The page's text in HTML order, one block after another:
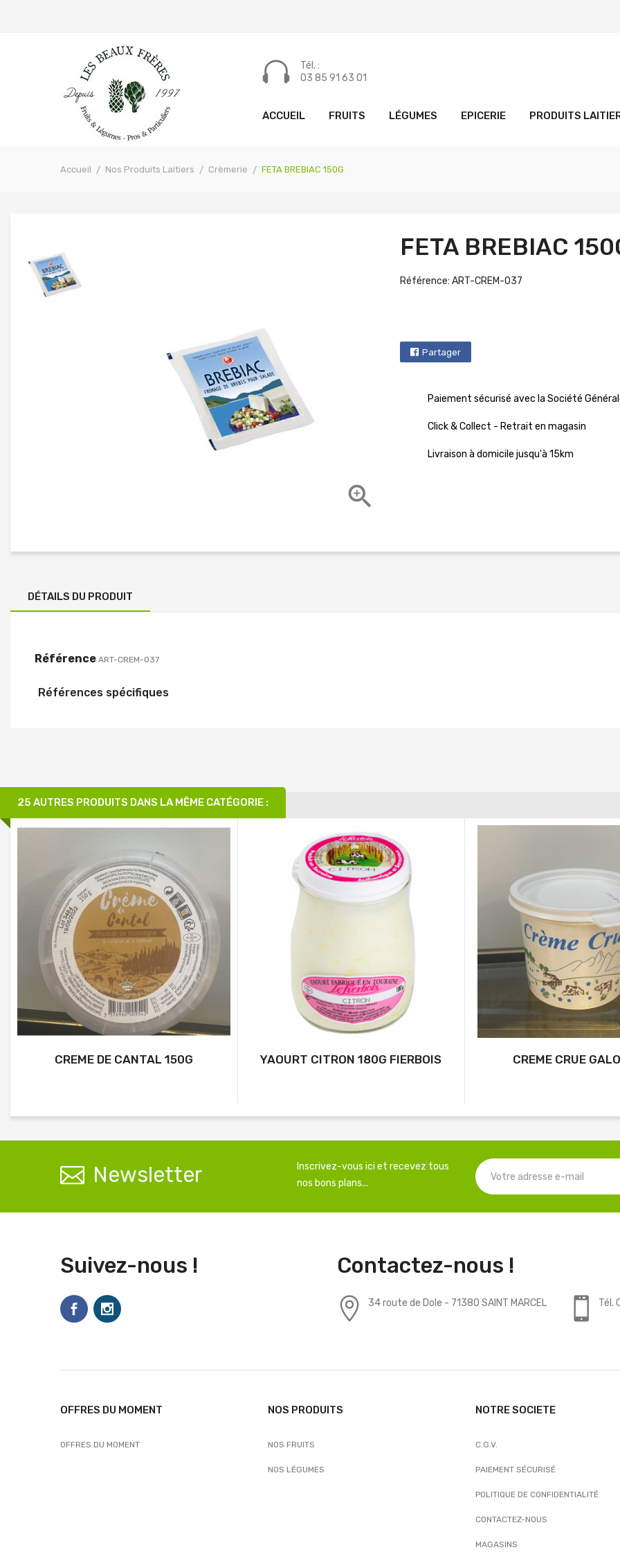
Tél. :
03 85 91 63 01
ACCUEIL FRUITS LÉGUMES EPICERIE PRODUITS
Accueil Nos Produits Laitiers Crèmerie FETA BREBIAC 150G

FETA BREBIAC
Référence: ART-CREM-037
Partager
Paiement sécurisé avec la Société
Click & Collect - Retrait en magasin
Livraison à domicile jusqu'à 15km
DÉTAILS DU PRODUIT
Référence ART-CREM-037
Références spécifiques
25 AUTRES PRODUITS DANS LA MÊME CATÉGORIE :
CREME DE CANTAL 150G YAOURT CITRON 180G FIERBOIS CREME CRUE
Newsletter
Inscrivez-vous ici et recevez tous
nos bons plans...
Suivez-nous ! Contactez-nous !
34 route de Dole - 71380 SAINT MARCEL Tél.
OFFRES DU MOMENT
OFFRES DU MOMENT
NOS PRODUITS
NOS FRUITS
NOS LÉGUMES
NOTRE SOCIETE
C.G.V.
PAIEMENT SÉCURISÉ
POLITIQUE DE CONFIDENTIALITÉ
CONTACTEZ-NOUS
MAGASINS